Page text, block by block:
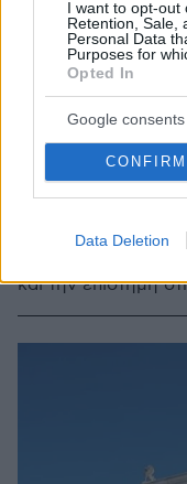
I want to opt-out
Retention, Sale,
Personal Data
Purposes for
Opted In
Google consents
CONFIRM
Data Deletion
Μεταπτυχιακό στη
πανεπιστήμιο του
Οι σπουδαστές θα
και την επιστήμη
21.12.2023, 12:39 2